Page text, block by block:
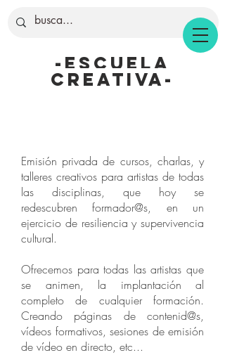
-Escuela
creativa-
Emisión privada de cursos, charlas, y
talleres creativos para artistas de todas
las disciplinas, que hoy se
redescubren formador@s, en un
ejercicio de resiliencia y supervivencia
cultural.
Ofrecemos para todas las artistas que
se animen, la implantación al
completo de cualquier formación.
Creando páginas de contenid@s,
vídeos formativos, sesiones de emisión
de vídeo en directo, etc...